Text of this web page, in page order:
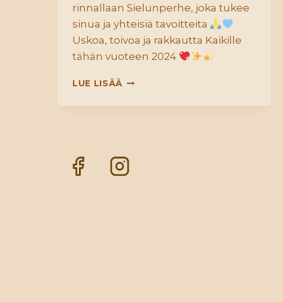
rinnallaan Sielunperhe, joka tukee
sinua ja yhteisiä tavoitteita
Uskoa, toivoa ja rakkautta Kaikille
tähän vuoteen 2024
LUE LISÄÄ RAKKAUDEN